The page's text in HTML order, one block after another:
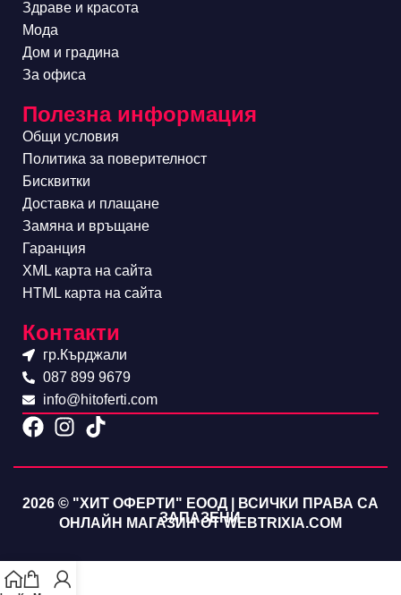
Здраве и красота
Мода
Дом и градина
За офиса
Полезна информация
Общи условия
Политика за поверителност
Бисквитки
Доставка и плащане
Замяна и връщане
Гаранция
XML карта на сайта
HTML карта на сайта
Контакти
гр.Кърджали
087 899 9679
info@hitoferti.com
2026 © "ХИТ ОФЕРТИ" ЕООД | ВСИЧКИ ПРАВА СА
ЗАПАЗЕНИ
ОНЛАЙН МАГАЗИН ОТ WEBTRIXIA.COM